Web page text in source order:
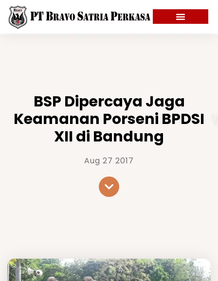
BSP Dipercaya Jaga
Keamanan Porseni BPDSI
XII di Bandung
Aug 27 2017